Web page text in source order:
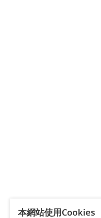
本網站使用Cookies